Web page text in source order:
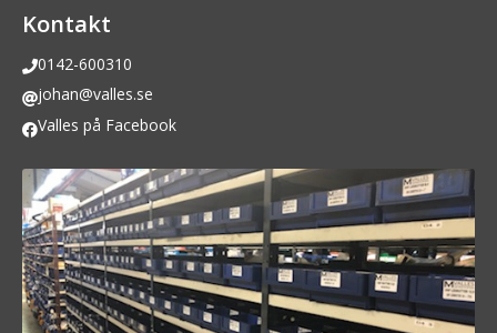
Kontakt
0142-600310
johan@valles.se
Valles på Facebook